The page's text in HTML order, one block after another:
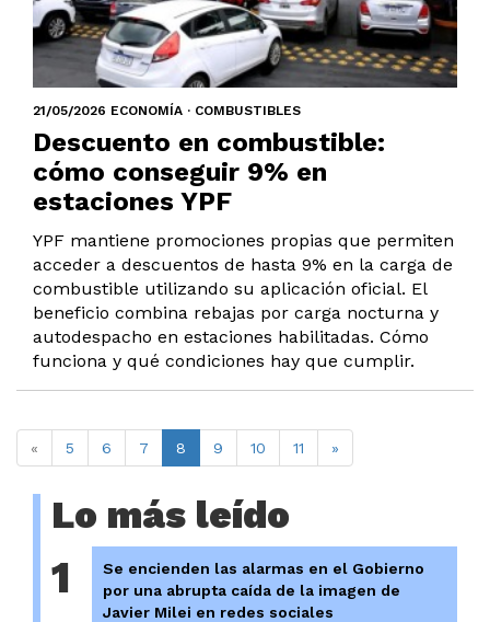
21/05/2026 ECONOMÍA · COMBUSTIBLES
Descuento en combustible:
cómo conseguir 9% en
estaciones YPF
YPF mantiene promociones propias que permiten
acceder a descuentos de hasta 9% en la carga de
combustible utilizando su aplicación oficial. El
beneficio combina rebajas por carga nocturna y
autodespacho en estaciones habilitadas. Cómo
funciona y qué condiciones hay que cumplir.
« 5 6 7 8 9 10 11 »
Lo más leído
1
Se encienden las alarmas en el Gobierno
por una abrupta caída de la imagen de
Javier Milei en redes sociales